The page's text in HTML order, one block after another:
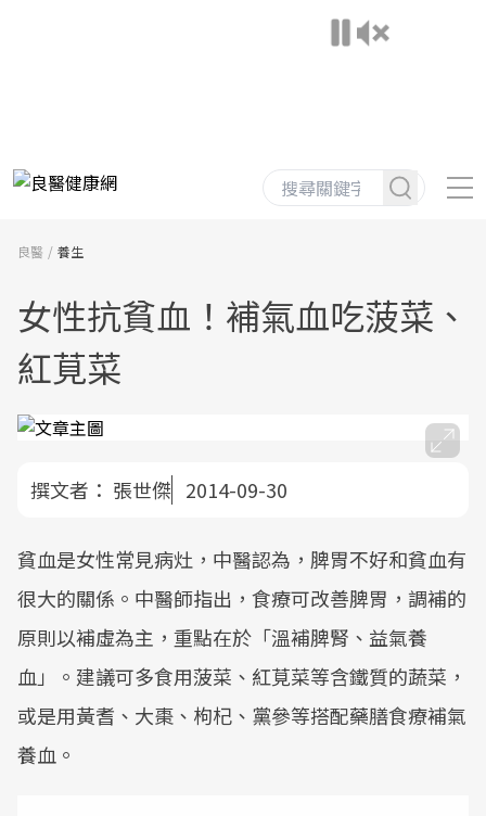
良醫 養生
女性抗貧血！補氣血吃菠菜、
紅莧菜
撰文者： 張世傑 2014-09-30
貧血是女性常見病灶，中醫認為，脾胃不好和貧血有
很大的關係。中醫師指出，食療可改善脾胃，調補的
原則以補虛為主，重點在於「溫補脾腎、益氣養
血」。建議可多食用菠菜、紅莧菜等含鐵質的蔬菜，
或是用黃耆、大棗、枸杞、黨參等搭配藥膳食療補氣
養血。